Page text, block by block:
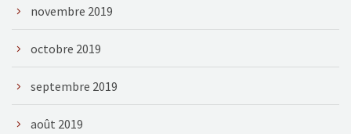
novembre 2019
octobre 2019
septembre 2019
août 2019